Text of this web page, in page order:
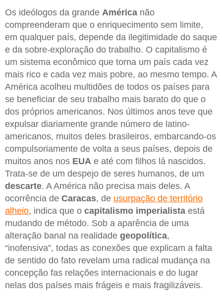
Os ideólogos da grande América não
compreenderam que o enriquecimento sem limite,
em qualquer país, depende da ilegitimidade do saque
e da sobre-exploração do trabalho. O capitalismo é
um sistema econômico que torna um país cada vez
mais rico e cada vez mais pobre, ao mesmo tempo. A
América acolheu multidões de todos os países para
se beneficiar de seu trabalho mais barato do que o
dos próprios americanos. Nos últimos anos teve que
expulsar diariamente grande número de latino-
americanos, muitos deles brasileiros, embarcando-os
compulsoriamente de volta a seus países, depois de
muitos anos nos EUA e até com filhos lá nascidos.
Trata-se de um despejo de seres humanos, de um
descarte. A América não precisa mais deles. A
ocorrência de Caracas, de usurpação de território
alheio, indica que o capitalismo imperialista está
mudando de método. Sob a aparência de uma
alteração banal na realidade geopolítica,
“inofensiva”, todas as conexões que explicam a falta
de sentido do fato revelam uma radical mudança na
concepção fas relações internacionais e do lugar
nelas dos países mais frágeis e mais fragilizáveis.